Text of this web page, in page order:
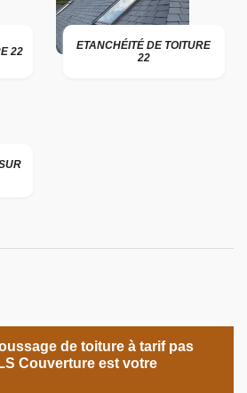
22
ETANCHÉITÉ DE TOITURE
22
de toiture à tarif pas
Couverture est votre